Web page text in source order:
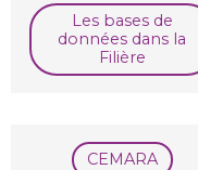
Les bases de
données dans la
Filière
CEMARA